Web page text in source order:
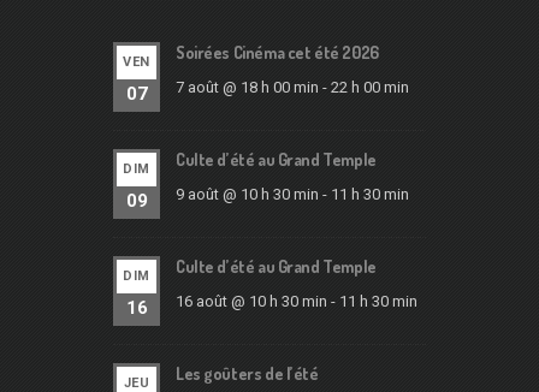
VEN
07
Soirées Cinéma cet été 2026
7 août @ 18 h 00 min - 22 h 00 min
DIM
09
Culte d’été au Grand Temple
9 août @ 10 h 30 min - 11 h 30 min
DIM
16
Culte d’été au Grand Temple
16 août @ 10 h 30 min - 11 h 30 min
JEU Les goûters de l’été